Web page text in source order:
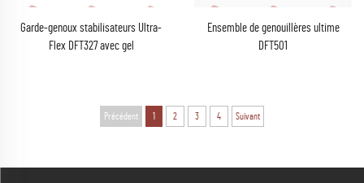
Garde-genoux stabilisateurs Ultra-
Flex DFT327 avec gel
Ensemble de genouillères ultime
DFT501
Précédent 1 2 3 4 Suivant